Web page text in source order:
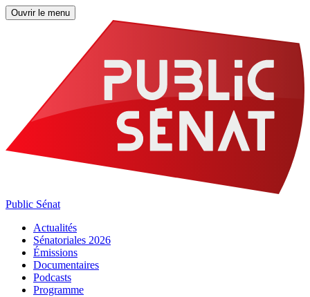
Ouvrir le menu
Public Sénat
Actualités
Sénatoriales 2026
Émissions
Documentaires
Podcasts
Programme